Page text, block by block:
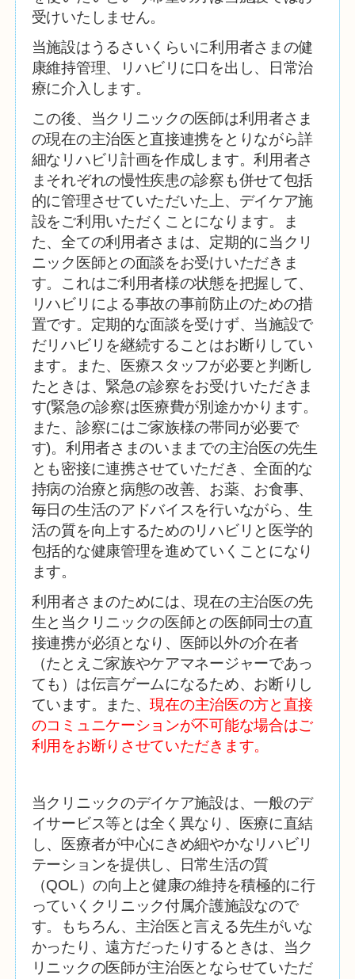
受けいたしません。
当施設はうるさいくらいに利用者さまの健
康維持管理、リハビリに口を出し、日常治
療に介入します。
この後、当クリニックの医師は利用者さま
の現在の主治医と直接連携をとりながら詳
細なリハビリ計画を作成します。利用者さ
まそれぞれの慢性疾患の診察も併せて包括
的に管理させていただいた上、デイケア施
設をご利用いただくことになります。ま
た、全ての利用者さまは、定期的に当クリ
ニック医師との面談をお受けいただきま
す。これはご利用者様の状態を把握して、
リハビリによる事故の事前防止のための措
置です。定期的な面談を受けず、当施設で
だリハビリを継続することはお断りしてい
ます。また、医療スタッフが必要と判断し
たときは、緊急の診察をお受けいただきま
す(緊急の診察は医療費が別途かかります。
また、診察にはご家族様の帯同が必要で
す)。利用者さまのいままでの主治医の先生
とも密接に連携させていただき、全面的な
持病の治療と病態の改善、お薬、お食事、
毎日の生活のアドバイスを行いながら、生
活の質を向上するためのリハビリと医学的
包括的な健康管理を進めていくことになり
ます。
利用者さまのためには、現在の主治医の先
生と当クリニックの医師との医師同士の直
接連携が必須となり、医師以外の介在者
（たとえご家族やケアマネージャーであっ
ても）は伝言ゲームになるため、お断りし
ています。また、現在の主治医の方と直接
のコミュニケーションが不可能な場合はご
利用をお断りさせていただきます。
当クリニックのデイケア施設は、一般のデ
イサービス等とは全く異なり、医療に直結
し、医療者が中心にきめ細やかなリハビリ
テーションを提供し、日常生活の質
（QOL）の向上と健康の維持を積極的に行
っていくクリニック付属介護施設なので
す。もちろん、主治医と言える先生がいな
かったり、遠方だったりするときは、当ク
リニックの医師が主治医とならせていただ